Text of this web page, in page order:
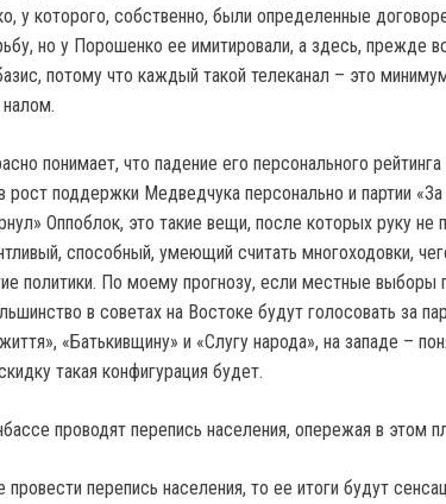
у которого, собственно, были определенные
но у Порошенко ее имитировали, а здесь, прежде
потому что каждый такой телеканал – это
понимает, что падение его персонального
рост поддержки Медведчука персонально и партии
Оппоблок, это такие вещи, после которых руку
способный, умеющий считать многоходовки,
политики. По моему прогнозу, если местные выборы
в советах на Востоке будут голосовать за
«Батькивщину» и «Слугу народа», на западе –
такая конфигурация будет.
проводят перепись населения, опережая в этом
провести перепись населения, то ее итоги будут